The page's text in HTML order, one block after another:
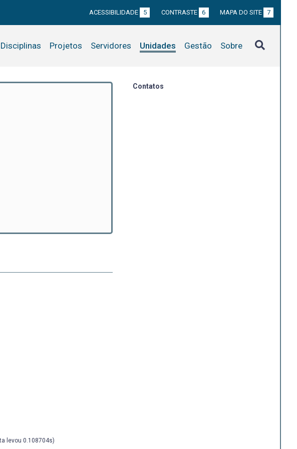
ACESSIBILIDADE 5 CONTRASTE 6 MAPA DO SITE 7
Disciplinas Projetos Servidores Unidades Gestão Sobre
Contatos
levou 0.108704s)